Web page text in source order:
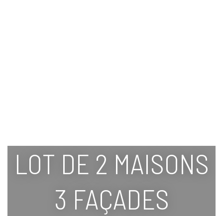
LOT DE 2 MAISONS
3 FAÇADES